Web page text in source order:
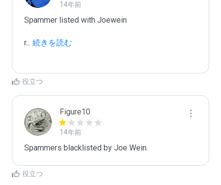
14年前
Spammer listed with Joewein
r... 続きを読む
役立つ
Figure10
14年前
Spammers blacklisted by Joe Wein.
役立つ